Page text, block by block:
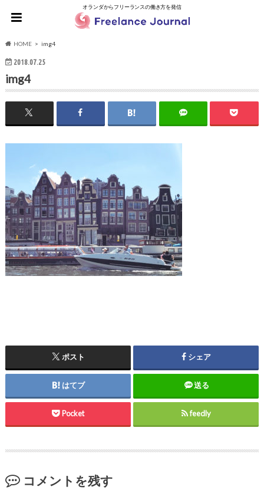
オランダからフリーランスの働き方を発信
HOME img4
2018.07.25
img4
ポスト シェア
はてブ 送る
Pocket feedly
コメントを残す